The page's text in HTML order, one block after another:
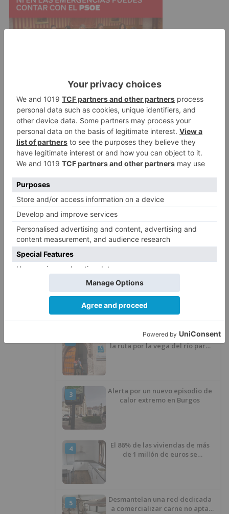
Por su parte, Gescooperativo, gestora de
fondos de inversión del Grupo Caja Rural, dentro
de su compromiso social, dona a ONGs parte de
sus ingresos vinculados al Fondo Rural
Sostenible Moderado.
fondos sostenibles cajaviva triplican
patrimonio
últimos
doce meses
LO + VISTO
4 líneas de autobús de Burgos
cambian su recorrido por el
asfaltado en la Avenida
Arlanzón y se reactiva la línea
del Casco Histórico
Peregrinos reclaman señalizar
la ruta por la vega del río para
3
Alerta por un nuevo episodio de
calor extremo en Burgos
4
El 86% de las viviendas de más
de 1 millón de euros se
5
Desmantelan una red dedicada
a comercializar carne no apta